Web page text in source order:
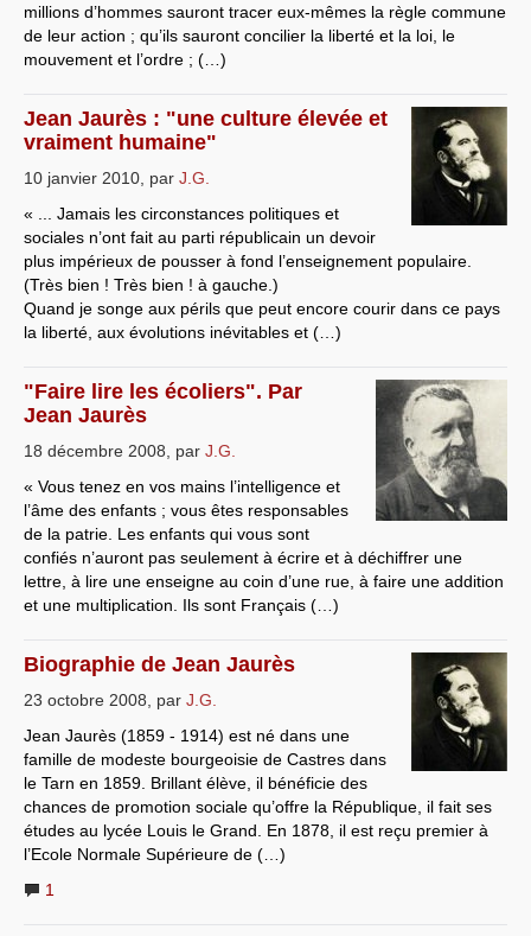
millions d’hommes sauront tracer eux-mêmes la règle commune
de leur action ; qu’ils sauront concilier la liberté et la loi, le
mouvement et l’ordre ; (…)
Jean Jaurès : "une culture élevée et
vraiment humaine"
10 janvier 2010 par J.G.
« ... Jamais les circonstances politiques et
sociales n’ont fait au parti républicain un devoir
plus impérieux de pousser à fond l’enseignement populaire.
(Très bien ! Très bien ! à gauche.)
Quand je songe aux périls que peut encore courir dans ce pays
la liberté, aux évolutions inévitables et (…)
"Faire lire les écoliers". Par
Jean Jaurès
18 décembre 2008 par J.G.
« Vous tenez en vos mains l’intelligence et
l’âme des enfants ; vous êtes responsables
de la patrie. Les enfants qui vous sont
confiés n’auront pas seulement à écrire et à déchiffrer une
lettre, à lire une enseigne au coin d’une rue, à faire une addition
et une multiplication. Ils sont Français (…)
Biographie de Jean Jaurès
23 octobre 2008 par J.G.
Jean Jaurès (1859 - 1914) est né dans une
famille de modeste bourgeoisie de Castres dans
le Tarn en 1859. Brillant élève, il bénéficie des
chances de promotion sociale qu’offre la République, il fait ses
études au lycée Louis le Grand. En 1878, il est reçu premier à
l’Ecole Normale Supérieure de (…)
1